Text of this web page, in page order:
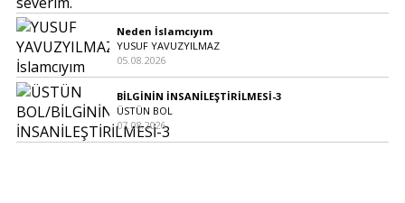
Neden İslamcıyım
YUSUF YAVUZYILMAZ
05.08.2026
BİLGİNİN İNSANİLEŞTİRİLMESİ-3
ÜSTÜN BOL
07.08.2026